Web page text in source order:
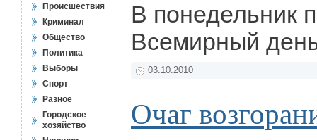
Происшествия
Криминал
Общество
Политика
Выборы
Спорт
Разное
Городское
хозяйство
В понедельник
Всемирный
03.10.2010
Очаг